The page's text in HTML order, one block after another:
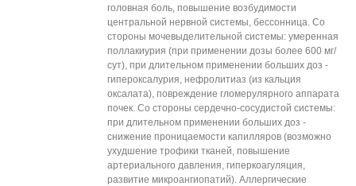
головная боль, повышение возбудимости
центральной нервной системы, бессонница. Со
стороны мочевыделительной системы: умеренная
поллакиурия (при применении дозы более 600 мг/
сут), при длительном применении больших доз -
гипероксалурия, нефролитиаз (из кальция
оксалата), повреждение гломерулярного аппарата
почек. Со стороны сердечно-сосудистой системы:
при длительном применении больших доз -
снижение проницаемости капилляров (возможно
ухудшение трофики тканей, повышение
артериального давления, гиперкоагуляция,
развитие микроангиопатий). Аллергические